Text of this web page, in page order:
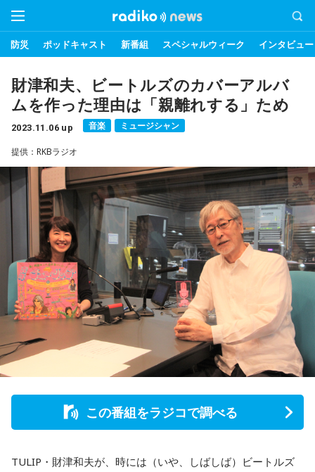
防災 ポッドキャスト 新番組 スペシャルウィーク インタビュー
財津和夫、ビートルズのカバーアルバ
ムを作った理由は「親離れする」ため
2023.11.06 up 音楽 ミュージシャン
提供：RKBラジオ
この番組をラジコで調べる
TULIP・財津和夫が、時には（いや、しばしば）ビートルズ